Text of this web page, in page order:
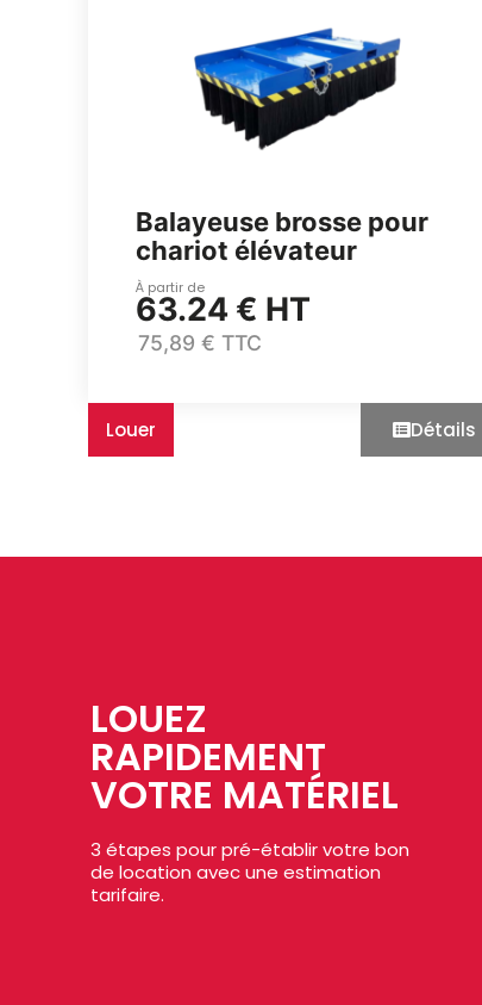
Balayeuse brosse pour
chariot élévateur
À partir de
63.24 € HT
75,89 € TTC
Louer Détails
LOUEZ
RAPIDEMENT
VOTRE MATÉRIEL
3 étapes pour pré-établir votre bon
de location avec une estimation
tarifaire.